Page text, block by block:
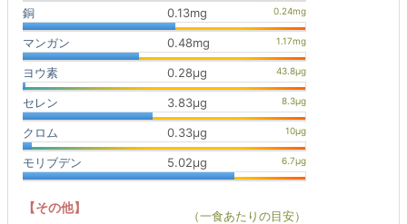
銅 0.13mg
マンガン 0.48mg
ヨウ素 0.28μg
セレン 3.83μg
クロム 0.33μg
モリブデン 5.02μg
【その他】
（一食あたりの目安）